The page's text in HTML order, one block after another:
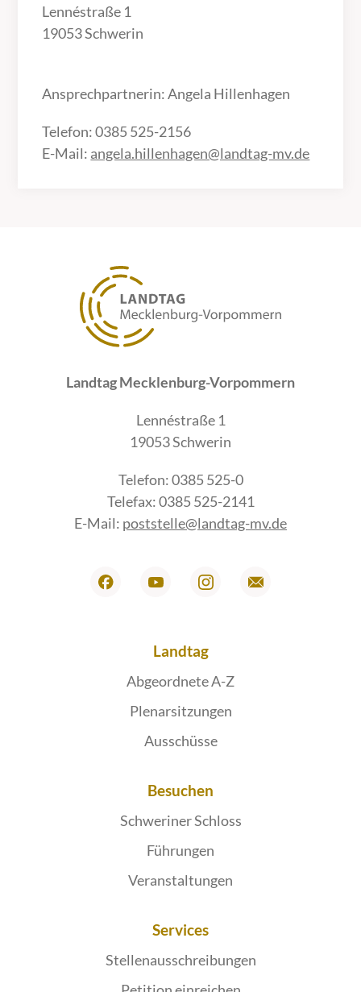
Lennéstraße 1
19053 Schwerin
Ansprechpartnerin: Angela Hillenhagen
Telefon: 0385 525-2156
E-Mail: angela.hillenhagen@landtag-mv.de
Landtag Mecklenburg-Vorpommern
Lennéstraße 1
19053 Schwerin
Telefon: 0385 525-0
Telefax: 0385 525-2141
E-Mail: poststelle@landtag-mv.de
Landtag
Abgeordnete A-Z
Plenarsitzungen
Ausschüsse
Besuchen
Schweriner Schloss
Führungen
Veranstaltungen
Services
Stellenausschreibungen